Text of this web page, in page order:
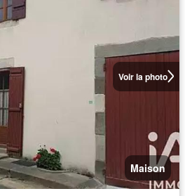
Voir la photo
Maison